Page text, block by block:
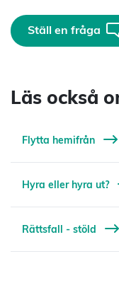
Ställ en fråga
Läs också
Flytta hemifrån
Hyra eller hyra ut?
Rättsfall - stöld